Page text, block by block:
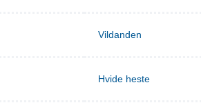
Vildanden
Hvide heste